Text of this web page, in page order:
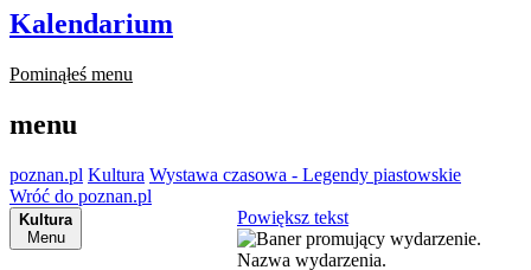
Kalendarium
Pominąłeś menu
menu
poznan.pl Kultura Wystawa czasowa - Legendy piastowskie
Wróć do poznan.pl
Kultura
Menu
Powiększ tekst